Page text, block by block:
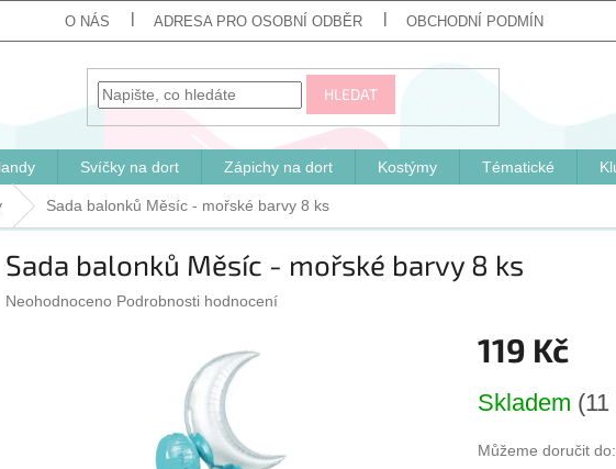
O NÁS ADRESA PRO OSOBNÍ ODBĚR OBCHODNÍ PODMÍNKY
HLEDAT
Svíčky na dort Zápichy na dort Kostýmy Tématické
Sada balonků Měsíc - mořské barvy 8 ks
Sada balonků Měsíc - mořské barvy 8 ks
Průměrné
Neohodnoceno Podrobnosti hodnocení
119 Kč
cena:
Skladem
Můžeme doručit do: